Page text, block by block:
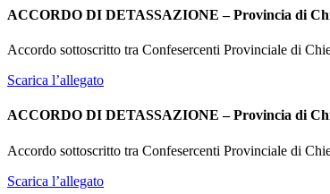
ACCORDO DI DETASSAZIONE – Provincia di
Accordo sottoscritto tra Confesercenti Provinciale di
Scarica l’allegato
ACCORDO DI DETASSAZIONE – Provincia di
Accordo sottoscritto tra Confesercenti Provinciale di
Scarica l’allegato